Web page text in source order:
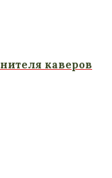
каверов